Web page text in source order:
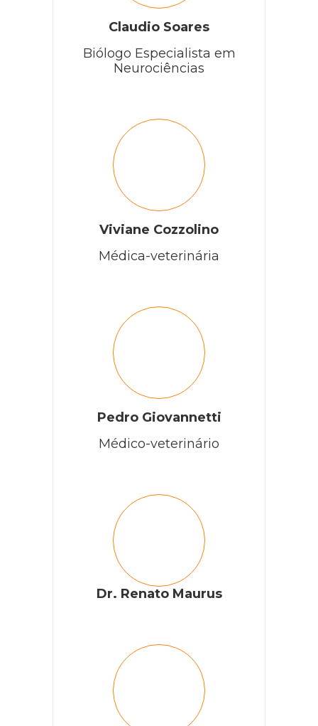
Claudio Soares
Biólogo Especialista em
Neurociências
Viviane Cozzolino
Médica-veterinária
Pedro Giovannetti
Médico-veterinário
Dr. Renato Maurus